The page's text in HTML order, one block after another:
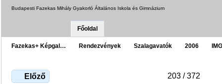
Budapesti Fazekas Mihály Gyakorló Általános Iskola és Gimnázium
Főoldal
Fazekas+ Képgal… Rendezvények Szalagavatók 2006
Előző 203 / 372